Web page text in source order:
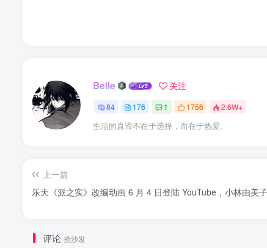
Belle 关注
84 176 1 1756 2.6W+
生活的真谛不在于选择，而在于热爱。
上一篇
乐天《派之实》改编动画 6 月 4 日登陆 YouTube，小林由美
评论 抢沙发